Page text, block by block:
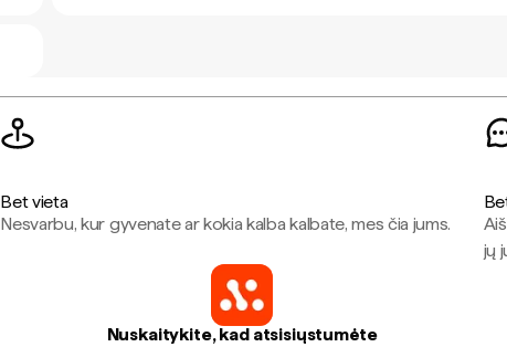
Bet vieta
Nesvarbu, kur gyvenate ar kokia kalba kalbate, mes čia jums.
jų
Nuskaitykite, kad atsisiųstumėte